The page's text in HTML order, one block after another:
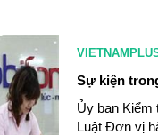
Sự kiện
Ủy ban Kiểm
Luật Đơn vị